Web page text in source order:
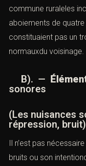
commune ruraleles
aboiements de
constituaient pas un
normauxdu voisinage.
B). —
sonores
(Les nuisances
répression, bruit)
Il n’est pas
bruits ou son